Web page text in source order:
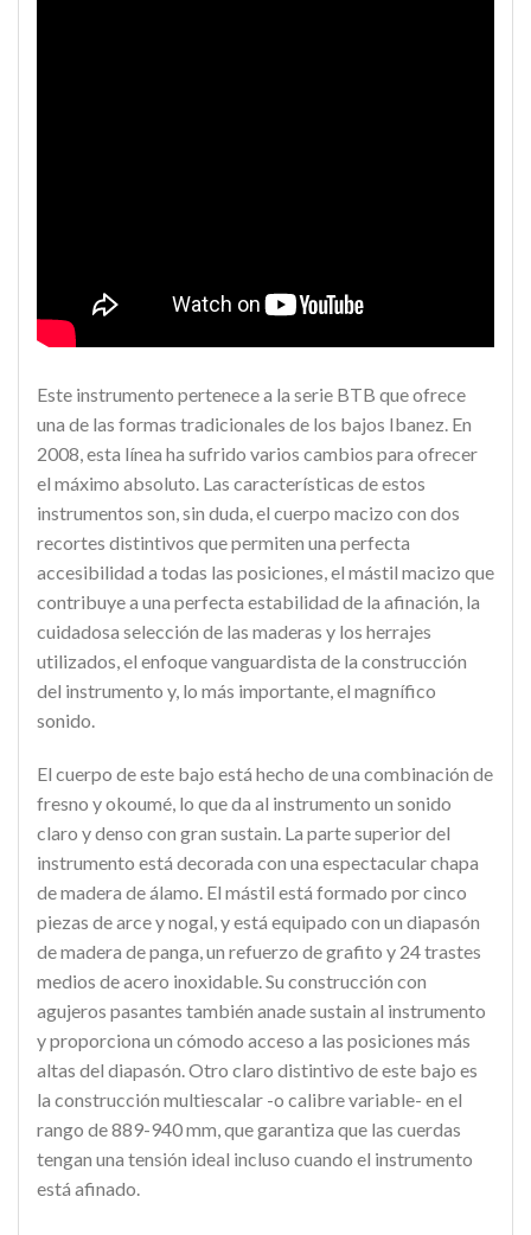
Este instrumento pertenece a la serie BTB que ofrece
una de las formas tradicionales de los bajos Ibanez. En
2008, esta línea ha sufrido varios cambios para ofrecer
el máximo absoluto. Las características de estos
instrumentos son, sin duda, el cuerpo macizo con dos
recortes distintivos que permiten una perfecta
accesibilidad a todas las posiciones, el mástil macizo que
contribuye a una perfecta estabilidad de la afinación, la
cuidadosa selección de las maderas y los herrajes
utilizados, el enfoque vanguardista de la construcción
del instrumento y, lo más importante, el magnífico
sonido.
El cuerpo de este bajo está hecho de una combinación de
fresno y okoumé, lo que da al instrumento un sonido
claro y denso con gran sustain. La parte superior del
instrumento está decorada con una espectacular chapa
de madera de álamo. El mástil está formado por cinco
piezas de arce y nogal, y está equipado con un diapasón
de madera de panga, un refuerzo de grafito y 24 trastes
medios de acero inoxidable. Su construcción con
agujeros pasantes también anade sustain al instrumento
y proporciona un cómodo acceso a las posiciones más
altas del diapasón. Otro claro distintivo de este bajo es
la construcción multiescalar -o calibre variable- en el
rango de 889-940 mm, que garantiza que las cuerdas
tengan una tensión ideal incluso cuando el instrumento
está afinado.